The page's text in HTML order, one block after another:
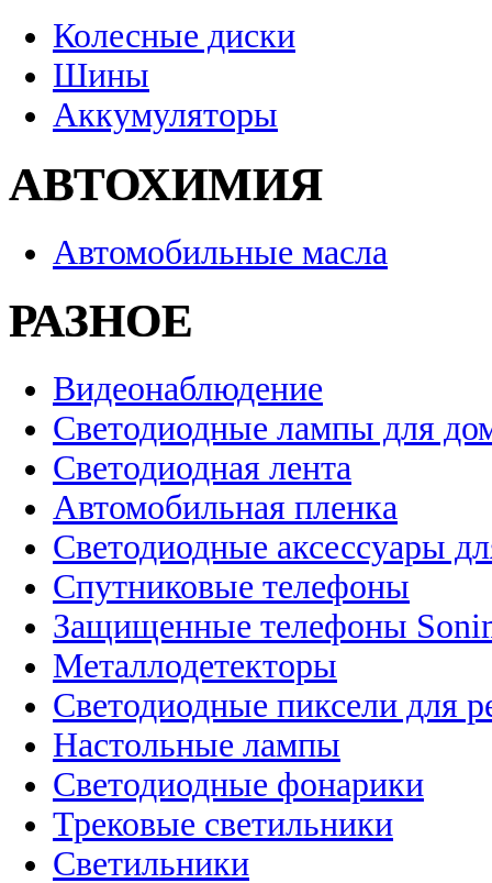
Колесные диски
Шины
Аккумуляторы
АВТОХИМИЯ
Автомобильные масла
РАЗНОЕ
Видеонаблюдение
Светодиодные лампы для
Светодиодная лента
Автомобильная пленка
Светодиодные аксессуары
Спутниковые телефоны
Защищенные телефоны
Металлодетекторы
Светодиодные пиксели для
Настольные лампы
Светодиодные фонарики
Трековые светильники
Светильники